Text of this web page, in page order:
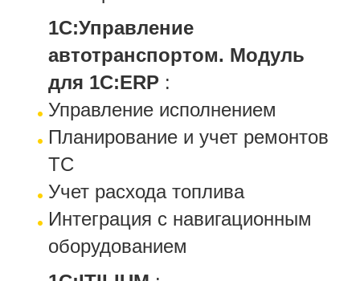
1С:Управление
автотранспортом. Модуль
для 1С:ERP :
Управление исполнением
Планирование и учет ремонтов
ТС
Учет расхода топлива
Интеграция с навигационным
оборудованием